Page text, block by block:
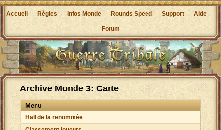
Accueil - Règles - Infos Monde - Rounds Speed - Support - Aide -
Forum
Archive Monde 3: Carte
Menu
Hall de la renommée